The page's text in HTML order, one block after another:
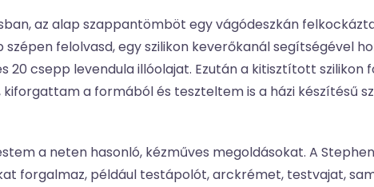
az alap szappantömböt egy vágódeszkán
szépen felolvasd, egy szilikon keverőkanál segítségével
20 csepp levendula illóolajat. Ezután a kitisztított
kiforgattam a formából és teszteltem is a házi készítésű
a neten hasonló, kézműves megoldásokat. A
forgalmaz, például testápolót, arckrémet, testvajat,